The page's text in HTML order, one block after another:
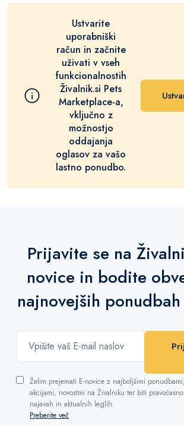
Ustvarite
uporabniški
račun in začnite
uživati v vseh
funkcionalnostih
Živalnik.si Pets
Marketplace-a,
vključno z
možnostjo
oddajanja
oglasov za vašo
lastno ponudbo.
Prijavite se na
novice in bodite
najnovejših
Želim prejemati E-novice z najboljšimi
akcijami, novostmi na Živalniku ter biti
najavah in aktualnih leglih.
Preberite več